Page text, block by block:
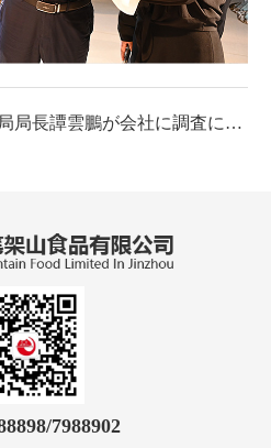
上一篇：退役軍人事務部局局長譚雲鵬が会社に調査に来た
/7988902